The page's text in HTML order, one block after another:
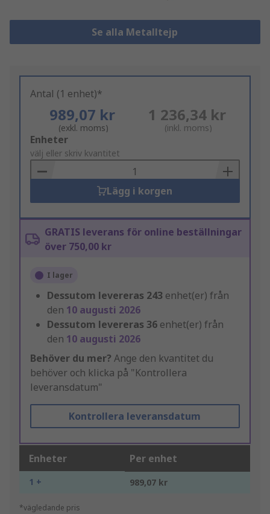
Se alla Metalltejp
Antal (1 enhet)*
989,07 kr
(exkl. moms)
1 236,34 kr
(inkl. moms)
Add
to
Basket
Enheter
välj eller skriv kvantitet
Lägg i korgen
GRATIS leverans för online beställningar
över 750,00 kr
I lager
Dessutom levereras 243 enhet(er) från
den 10 augusti 2026
Dessutom levereras 36 enhet(er) från
den 10 augusti 2026
Behöver du mer? Ange den kvantitet du
behöver och klicka på "Kontrollera
leveransdatum"
Kontrollera leveransdatum
Enheter Per enhet
1 + 989,07 kr
*vägledande pris